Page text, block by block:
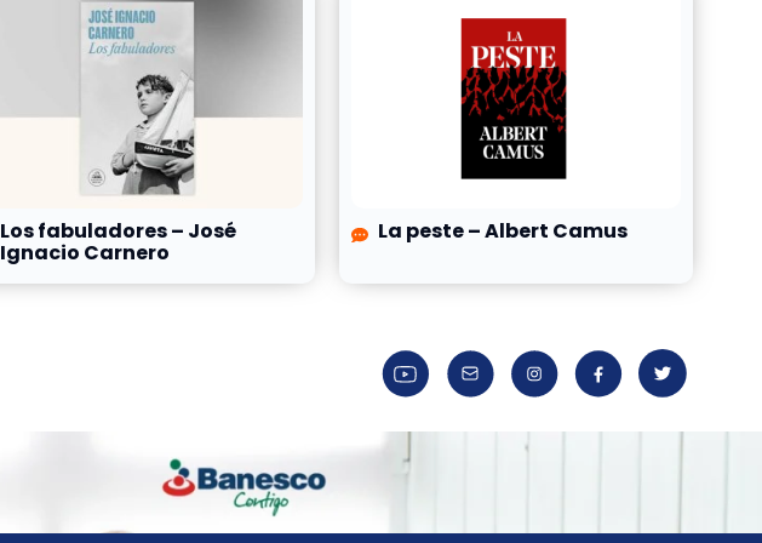
Los fabuladores – José
Ignacio Carnero
La peste – Albert Camus